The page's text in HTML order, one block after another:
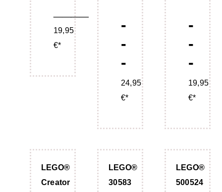
____
19,95
€*
-
-
-
24,95
€*
-
-
-
19,95
€*
LEGO®
Creator
LEGO®
30583
LEGO®
500524